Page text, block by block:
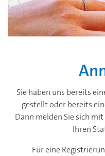
Sie haben uns bereits
gestellt oder bereits
Dann melden Sie sich
Ihren
Für eine